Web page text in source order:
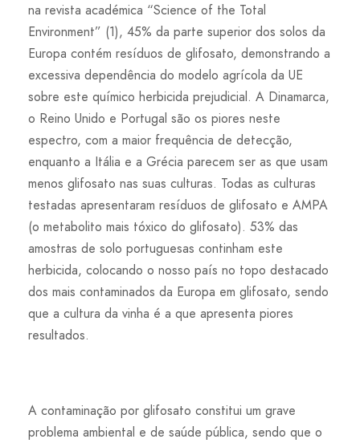
na revista académica “Science of the Total
Environment” (1), 45% da parte superior dos solos da
Europa contém resíduos de glifosato, demonstrando a
excessiva dependência do modelo agrícola da UE
sobre este químico herbicida prejudicial. A Dinamarca,
o Reino Unido e Portugal são os piores neste
espectro, com a maior frequência de detecção,
enquanto a Itália e a Grécia parecem ser as que usam
menos glifosato nas suas culturas. Todas as culturas
testadas apresentaram resíduos de glifosato e AMPA
(o metabolito mais tóxico do glifosato). 53% das
amostras de solo portuguesas continham este
herbicida, colocando o nosso país no topo destacado
dos mais contaminados da Europa em glifosato, sendo
que a cultura da vinha é a que apresenta piores
resultados.
A contaminação por glifosato constitui um grave
problema ambiental e de saúde pública, sendo que o